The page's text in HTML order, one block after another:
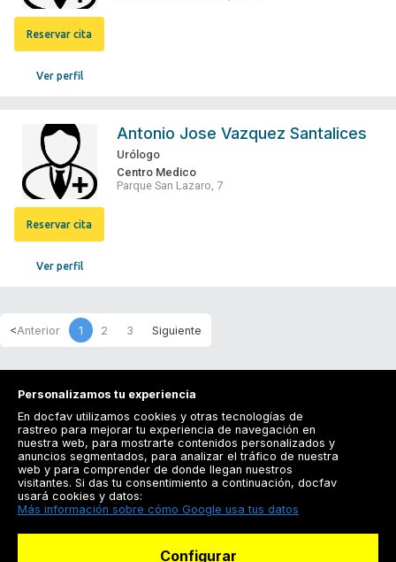
Ver perfil
Reservar cita
Ver perfil
Reservar cita
Antonio Jose Vazquez Santalices
Urólogo
Centro Medico
Parque San Lazaro, 7
1 2 3
Registrarse
Docfav
Personalizamos tu experiencia
En docfav utilizamos cookies y otras tecnologías de
rastreo para mejorar tu experiencia de navegación en
nuestra web, para mostrarte contenidos personalizados y
anuncios segmentados, para analizar el tráfico de nuestra
web y para comprender de donde llegan nuestros
visitantes. Si das tu consentimiento a continuación, docfav
usará cookies y datos:
Más información sobre cómo Google usa tus datos
Configurar